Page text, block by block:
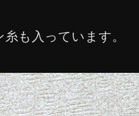
も入っています。